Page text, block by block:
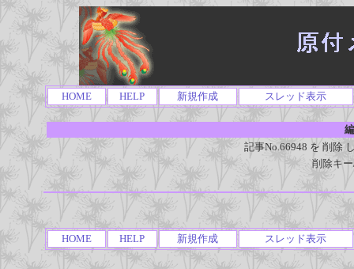
HOME HELP 新規作成 スレッド表示
記事No.66948 を 削除
削除キ
HOME HELP 新規作成 スレッド表示